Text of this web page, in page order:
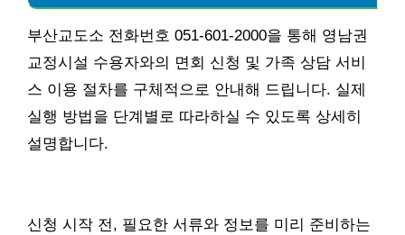
부산교도소 전화번호 051-601-2000을 통해 영남권
교정시설 수용자와의 면회 신청 및 가족 상담 서비
스 이용 절차를 구체적으로 안내해 드립니다. 실제
실행 방법을 단계별로 따라하실 수 있도록 상세히
설명합니다.
신청 시작 전, 필요한 서류와 정보를 미리 준비하는